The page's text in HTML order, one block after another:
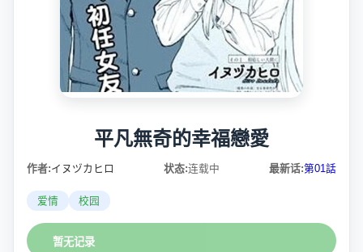
平凡無奇的幸福戀愛
作者:イヌヅカヒロ 状态:连载中 最新话:第01話
爱情 校园
暂无记录